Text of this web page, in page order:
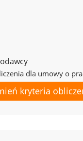
dla umowy o
kryteria